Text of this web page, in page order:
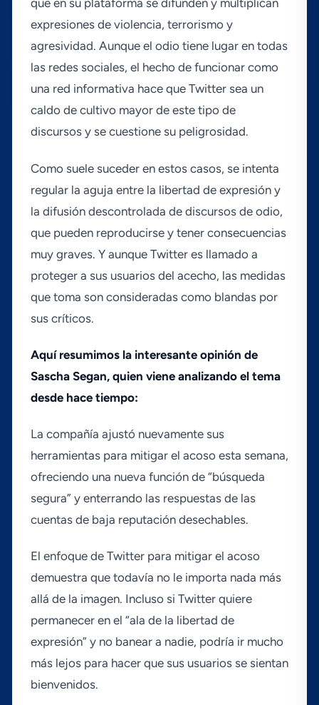
que en su plataforma se difunden y multiplican
expresiones de violencia, terrorismo y
agresividad. Aunque el odio tiene lugar en todas
las redes sociales, el hecho de funcionar como
una red informativa hace que Twitter sea un
caldo de cultivo mayor de este tipo de
discursos y se cuestione su peligrosidad.
Como suele suceder en estos casos, se intenta
regular la aguja entre la libertad de expresión y
la difusión descontrolada de discursos de odio,
que pueden reproducirse y tener consecuencias
muy graves. Y aunque Twitter es llamado a
proteger a sus usuarios del acecho, las medidas
que toma son consideradas como blandas por
sus crí­ticos.
Aquí­ resumimos la interesante opinión de
Sascha Segan, quien viene analizando el tema
desde hace tiempo:
La compañí­a ajustó nuevamente sus
herramientas para mitigar el acoso esta semana,
ofreciendo una nueva función de “búsqueda
segura” y enterrando las respuestas de las
cuentas de baja reputación desechables.
El enfoque de Twitter para mitigar el acoso
demuestra que todaví­a no le importa nada más
allá de la imagen. Incluso si Twitter quiere
permanecer en el “ala de la libertad de
expresión” y no banear a nadie, podrí­a ir mucho
más lejos para hacer que sus usuarios se sientan
bienvenidos.